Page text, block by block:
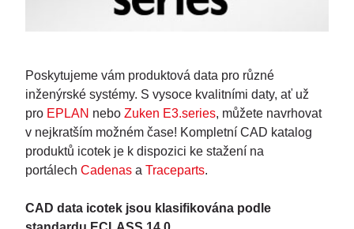
Poskytujeme vám produktová data pro různé
inženýrské systémy. S vysoce kvalitními daty, ať už
pro EPLAN nebo Zuken E3.series, můžete navrhovat
v nejkratším možném čase! Kompletní CAD katalog
produktů icotek je k dispozici ke stažení na
portálech Cadenas a Traceparts.
CAD data icotek jsou klasifikována podle